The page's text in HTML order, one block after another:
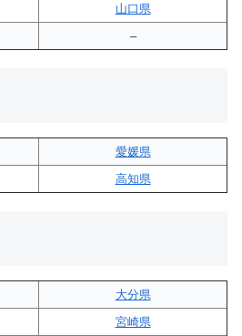
山口県
–
愛媛県
高知県
大分県
宮崎県